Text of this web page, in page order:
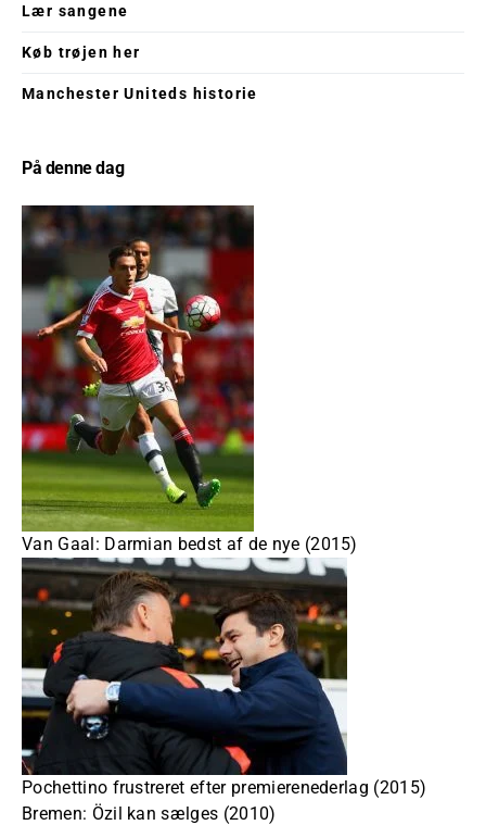
Lær sangene
Køb trøjen her
Manchester Uniteds historie
På denne dag
Van Gaal: Darmian bedst af de nye (2015)
Pochettino frustreret efter premierenederlag (2015)
Bremen: Özil kan sælges (2010)